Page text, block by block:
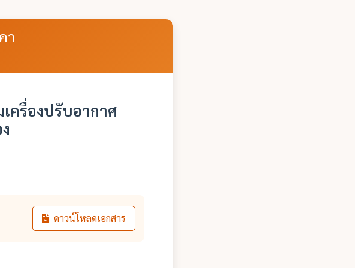
า
ครื่องปรับอากาศ
ดาวน์โหลดเอกสาร